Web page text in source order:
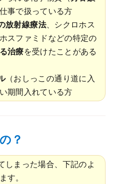
事で扱っている方
放射線療法、シクロホス
スファミドなどの特定の
治療を受けたことがある
（おしっこの通り道に入
期間入れている方
？
しまった場合、下記のよ
す。